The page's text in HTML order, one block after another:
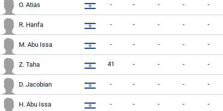
O. Atias - - - - -
R. Hanfa - - - - -
M. Abu Issa - - - - -
Z. Taha 41 - - - -
D. Jacobian - - - - -
H. Abu Issa - - - - -